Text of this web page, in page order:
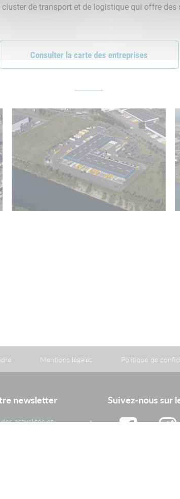
de transport et de logistique qui offre
Consulter la carte des entreprises
Mentions légales Politique de
newsletter
actualités et
Suivez-nous sur